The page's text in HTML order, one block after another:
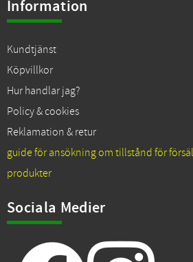
Information
Kundtjänst
Köpvillkor
Hur handlar jag?
Policy & cookies
Reklamation & retur
guide för ansökning om tillstånd för
produkter
Sociala Medier